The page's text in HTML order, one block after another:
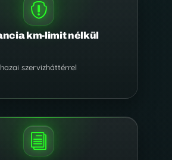

km-limit nélkül
hazai szervizháttérrel
i